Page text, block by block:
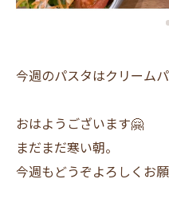
今週のパスタはクリーム
おはようございます🤗
まだまだ寒い朝。
今週もどうぞよろしくお願